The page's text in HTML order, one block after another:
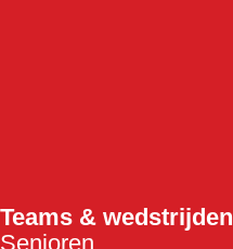
Teams & wedstrijden
Senioren